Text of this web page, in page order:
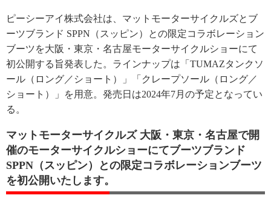
ピーシーアイ株式会社は、マットモーターサイクルズとブ
ーツブランド SPPN（スッピン）との限定コラボレーション
ブーツを大阪・東京・名古屋モーターサイクルショーにて
初公開する旨発表した。ラインナップは「TUMAZタンクソ
ール（ロング／ショート）」「クレープソール（ロング／
ショート）」を用意。発売日は2024年7月の予定となってい
る。
マットモーターサイクルズ 大阪・東京・名古屋で開
催のモーターサイクルショーにてブーツブランド
SPPN（スッピン）との限定コラボレーションブーツ
を初公開いたします。